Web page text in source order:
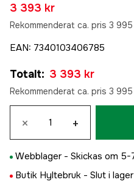
3 393 kr
Rekommenderat ca. pris 3
EAN: 7340103406785
Totalt: 3 393 kr
Rekommenderat ca. pris 3
× +
Webblager - Skickas om 5-
Butik Hyltebruk - Slut i lager